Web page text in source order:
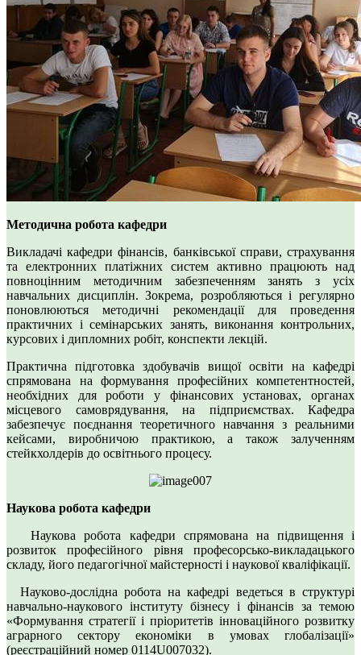
Методична робота кафедри
Викладачі кафедри фінансів, банківської справи, страхування
та електронних платіжних систем активно працюють над
повноцінним методичним забезпеченням занять з усіх
навчальних дисциплін. Зокрема, розробляються і регулярно
поновлюються методичні рекомендації для проведення
практичних і семінарських занять, виконання контрольних,
курсових і дипломних робіт, конспекти лекцій.
Практична підготовка здобувачів вищої освіти на кафедрі
спрямована на формування професійних компетентностей,
необхідних для роботи у фінансових установах, органах
місцевого самоврядування, на підприємствах. Кафедра
забезпечує поєднання теоретичного навчання з реальними
кейсами, виробничою практикою, а також залученням
стейкхолдерів до освітнього процесу.
Наукова робота кафедри
Наукова робота кафедри спрямована на підвищення і
розвиток професійного рівня професорсько-викладацького
складу, його педагогічної майстерності і наукової кваліфікації.
Науково-дослідна робота на кафедрі ведеться в структурі
навчально-наукового інституту бізнесу і фінансів за темою
«Формування стратегії і пріоритетів інноваційного розвитку
аграрного сектору економіки в умовах глобалізації»
(реєстраційний номер 0114U007032).